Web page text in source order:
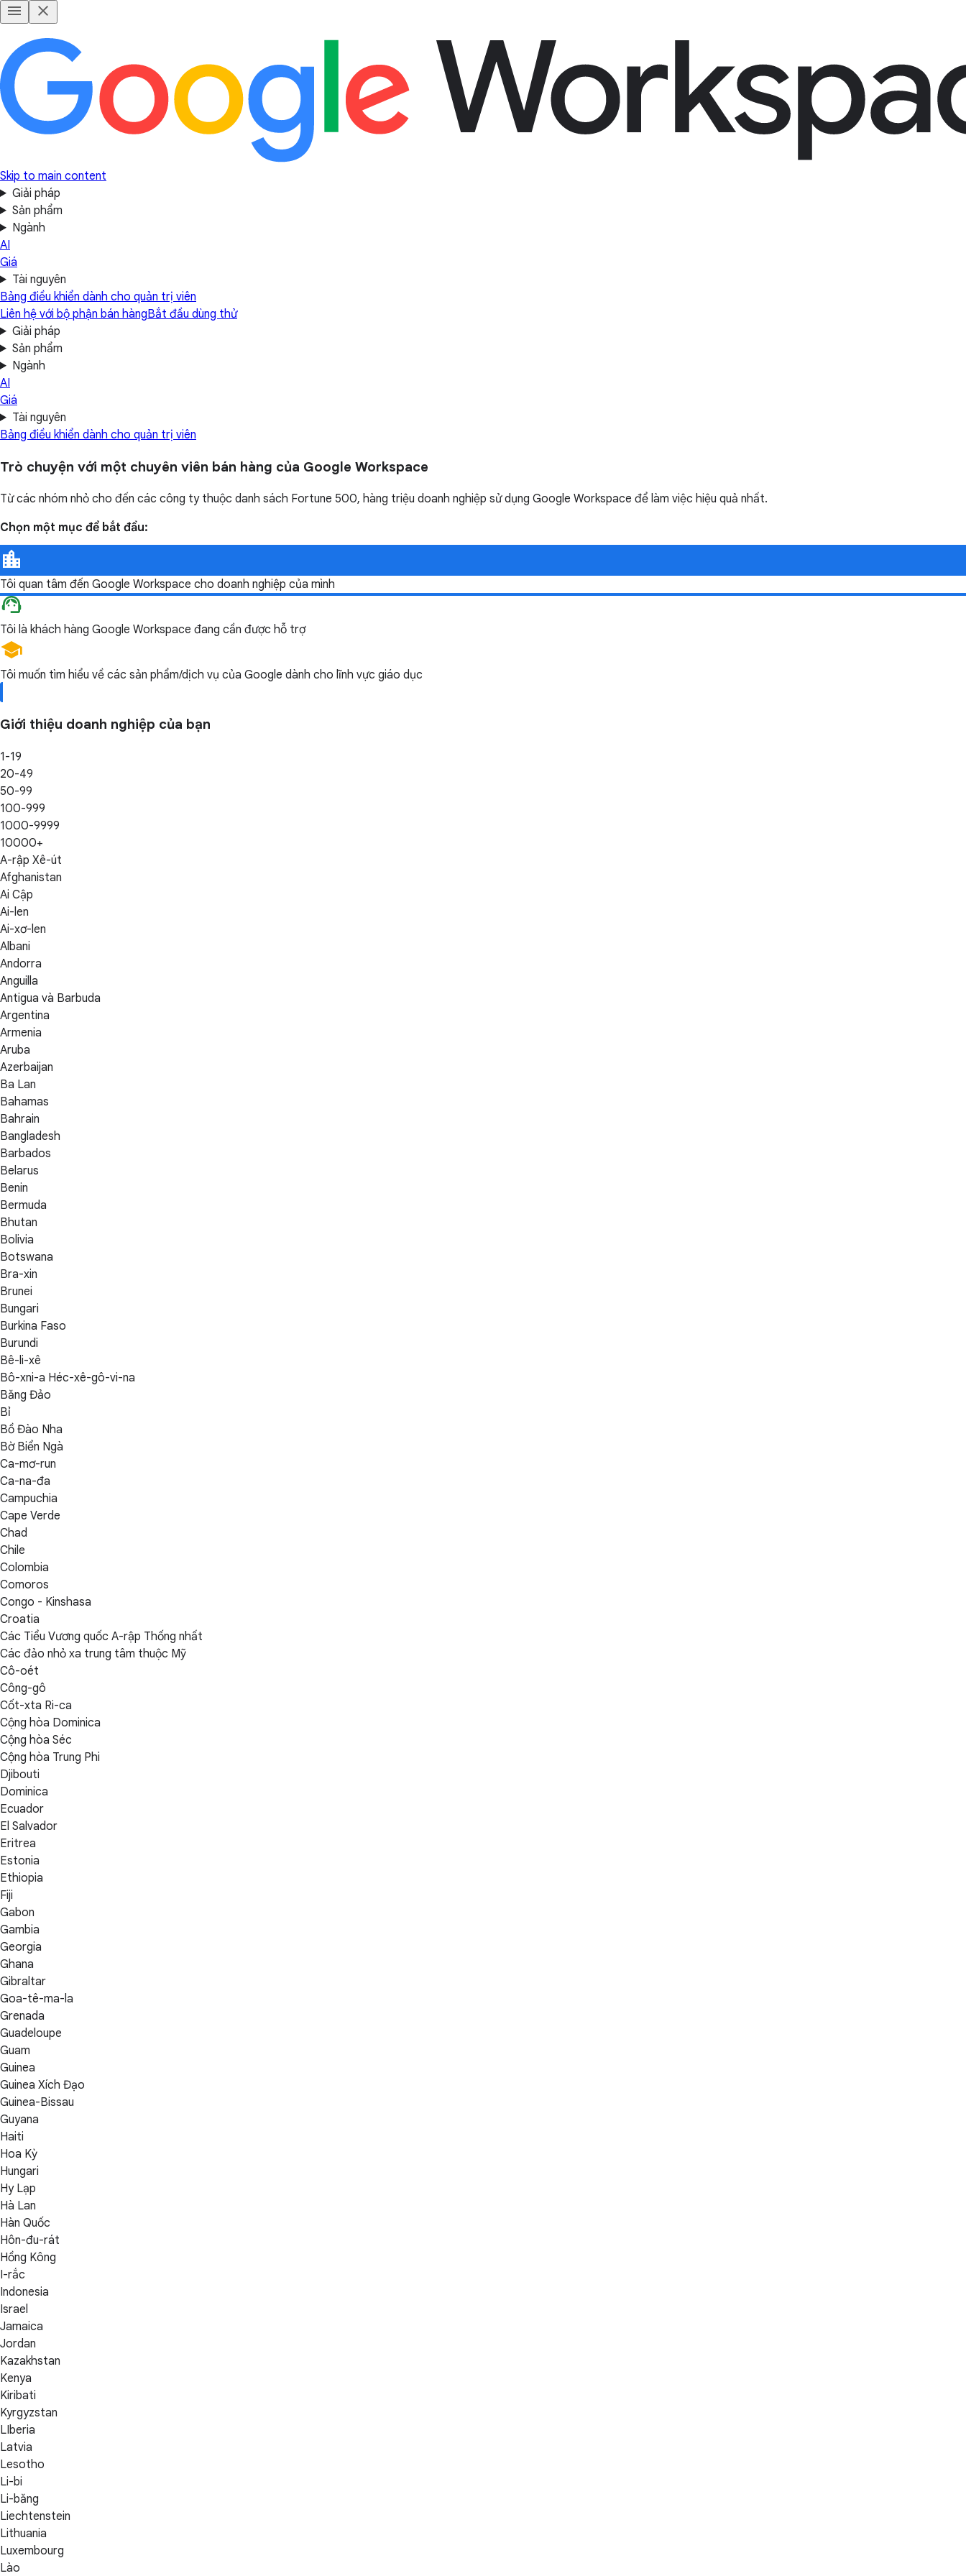
Skip to main content
Giải pháp
Sản phẩm
Ngành
AI
Giá
Tài nguyên
Bảng điều khiển dành cho quản trị viên
Liên hệ với bộ phận bán hàngBắt đầu dùng thử
Giải pháp
Sản phẩm
Ngành
AI
Giá
Tài nguyên
Bảng điều khiển dành cho quản trị viên
Trò chuyện với một chuyên viên bán hàng của Google Workspace
Từ các nhóm nhỏ cho đến các công ty thuộc danh sách Fortune 500, hàng triệu doanh nghiệp sử dụng Google Workspace để làm việc hiệu quả nhất.
Chọn một mục để bắt đầu:
Tôi quan tâm đến Google Workspace cho doanh nghiệp của mình
Tôi là khách hàng Google Workspace đang cần được hỗ trợ
Tôi muốn tìm hiểu về các sản phẩm/dịch vụ của Google dành cho lĩnh vực giáo dục
Giới thiệu doanh nghiệp của bạn
1-19
20-49
50-99
100-999
1000-9999
10000+
A-rập Xê-út
Afghanistan
Ai Cập
Ai-len
Ai-xơ-len
Albani
Andorra
Anguilla
Antigua và Barbuda
Argentina
Armenia
Aruba
Azerbaijan
Ba Lan
Bahamas
Bahrain
Bangladesh
Barbados
Belarus
Benin
Bermuda
Bhutan
Bolivia
Botswana
Bra-xin
Brunei
Bungari
Burkina Faso
Burundi
Bê-li-xê
Bô-xni-a Héc-xê-gô-vi-na
Băng Đảo
Bỉ
Bồ Đào Nha
Bờ Biển Ngà
Ca-mơ-run
Ca-na-đa
Campuchia
Cape Verde
Chad
Chile
Colombia
Comoros
Congo - Kinshasa
Croatia
Các Tiểu Vương quốc A-rập Thống nhất
Các đảo nhỏ xa trung tâm thuộc Mỹ
Cô-oét
Công-gô
Cốt-xta Ri-ca
Cộng hòa Dominica
Cộng hòa Séc
Cộng hòa Trung Phi
Djibouti
Dominica
Ecuador
El Salvador
Eritrea
Estonia
Ethiopia
Fiji
Gabon
Gambia
Georgia
Ghana
Gibraltar
Goa-tê-ma-la
Grenada
Guadeloupe
Guam
Guinea
Guinea Xích Đạo
Guinea-Bissau
Guyana
Haiti
Hoa Kỳ
Hungari
Hy Lạp
Hà Lan
Hàn Quốc
Hôn-đu-rát
Hồng Kông
I-rắc
Indonesia
Israel
Jamaica
Jordan
Kazakhstan
Kenya
Kiribati
Kyrgyzstan
LIberia
Latvia
Lesotho
Li-bi
Li-băng
Liechtenstein
Lithuania
Luxembourg
Lào